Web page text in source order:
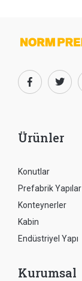
Ürünler
Konutlar
Prefabrik Yapılar
Konteynerler
Kabin
Endüstriyel Yapı
Kurumsal